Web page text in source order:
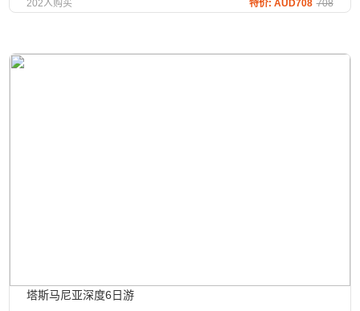
202人购买 特价: AUD708 708
塔斯马尼亚深度6日游